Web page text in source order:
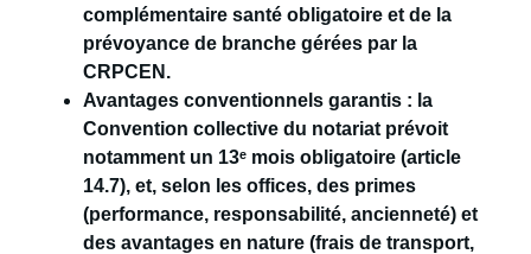
complémentaire santé obligatoire et de la
prévoyance de branche gérées par la
CRPCEN.
Avantages conventionnels garantis : la
Convention collective du notariat prévoit
notamment un 13ᵉ mois obligatoire (article
14.7), et, selon les offices, des primes
(performance, responsabilité, ancienneté) et
des avantages en nature (frais de transport,